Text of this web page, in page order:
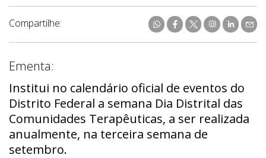
Compartilhe:
Ementa:
Institui no calendário oficial de eventos do
Distrito Federal a semana Dia Distrital das
Comunidades Terapêuticas, a ser realizada
anualmente, na terceira semana de
setembro.